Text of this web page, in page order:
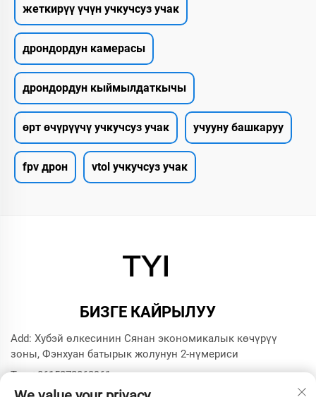
жеткирүү үчүн учкучсуз учак
дрондордун камерасы
дрондордун кыймылдаткычы
өрт өчүрүүчү учкучсуз учак учууну башкаруу
fpv дрон vtol учкучсуз учак
БИЗГЕ КАЙРЫЛУУ
Add: Хубэй өлкесинин Сянан экономикалык көчүрүү
зоны, Фэнхуан батырык жолунун 2-нүмериси
Тел:+8615272063961